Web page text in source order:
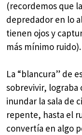
(recordemos que
depredador en lo
tienen ojos y
más mínimo ruido).
La “blancura” de
sobrevivir, lograba
inundar la sala de
repente, hasta el
convertía en algo